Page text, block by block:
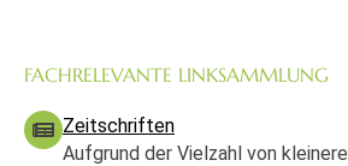
FACHRELEVANTE LINKSAMMLUNG
Zeitschriften
Aufgrund der Vielzahl von